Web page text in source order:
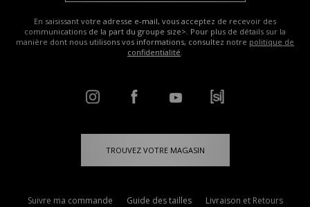
En saisissant votre adresse e-mail, vous acceptez de recevoir des
communications de la part du groupe size>. Pour plus de détails sur la
manière dont nous utilisons vos informations, consultez notre politique de
confidentialité.
TROUVEZ VOTRE MAGASIN
Suivre ma commande Guide des tailles
Livraison et Retours